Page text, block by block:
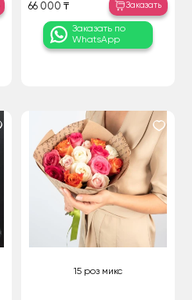
66 000 ₸ Заказать
Заказать по
WhatsApp
15 роз микс